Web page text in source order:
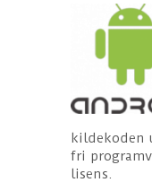
kildekoden
fri
lisens.